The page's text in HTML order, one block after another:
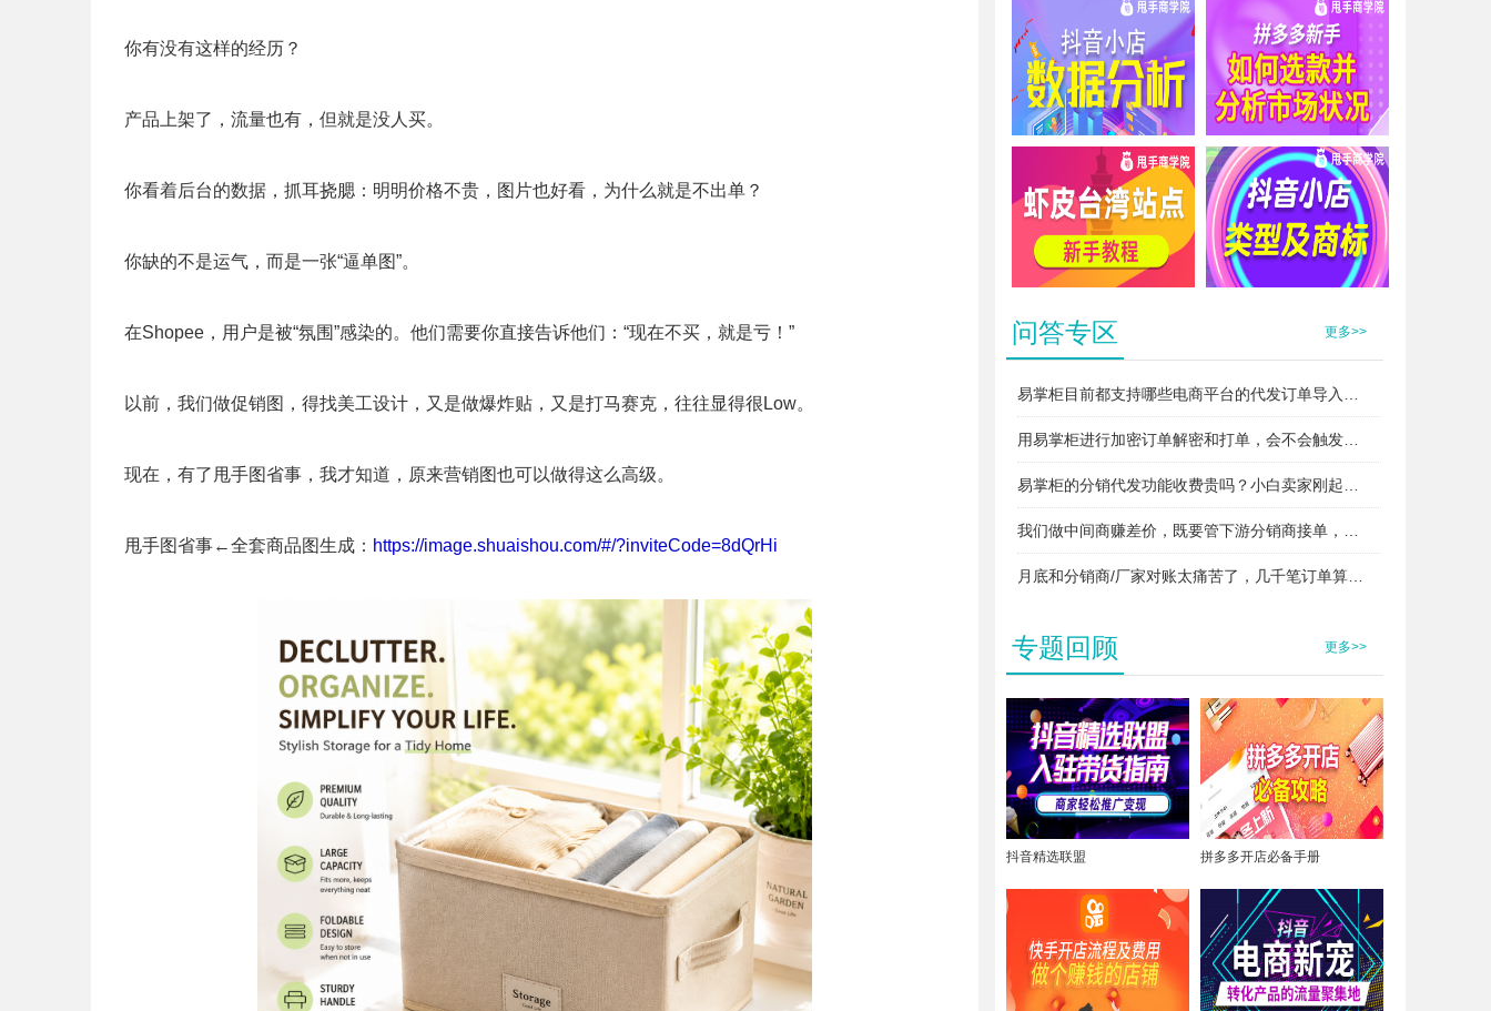
你有没有这样的经历？
产品上架了，流量也有，但就是没人买。
你看着后台的数据，抓耳挠腮：明明价格不贵，图片也好看，为什么就是不出单？
你缺的不是运气，而是一张“逼单图”。
在Shopee，用户是被“氛围”感染的。他们需要你直接告诉他们：“现在不买，就是亏！”
以前，我们做促销图，得找美工设计，又是做爆炸贴，又是打马赛克，往往显得很Low。
现在，有了甩手图省事，我才知道，原来营销图也可以做得这么高级。
甩手图省事←全套商品图生成： https://image.shuaishou.com/#/?inviteCode=8dQrHi
抖音小店数据分析 拼多多新手如何选款并分析市场状况
问答专区 更多>>
专题回顾 更多>>
抖音精选联盟 拼多多开店必备手册